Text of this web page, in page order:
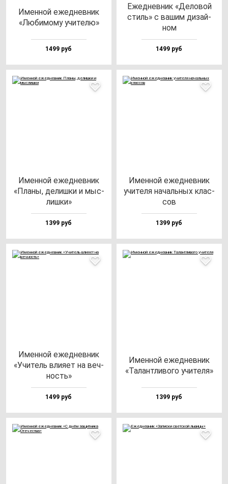
Имен­ной ежед­нев­ник
«Люби­мо­му учи­те­лю»
1499 руб
Ежед­нев­ник «Дело­вой
стиль» с ва­шим ди­зай­
ном
1499 руб
Имен­ной ежед­нев­ник
«Пла­ны, де­лиш­ки и мыс­
лиш­ки»
1399 руб
Имен­ной ежед­нев­ник
учи­те­ля на­чаль­ных клас­
сов
1399 руб
Имен­ной ежед­нев­ник
«Учи­тель вли­яет на веч­
ность»
1499 руб
Имен­ной ежед­нев­ник
«Талан­тли­во­го учи­те­ля»
1399 руб